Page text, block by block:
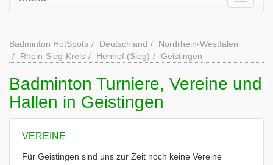
Badminton HotSpots Deutschland
Nordrhein-Westfalen
Rhein-Sieg-Kreis
Hennef (Sieg) Geistingen
Badminton Turniere, Vereine und
Hallen in Geistingen
VEREINE
Für Geistingen sind uns zur Zeit noch keine Vereine